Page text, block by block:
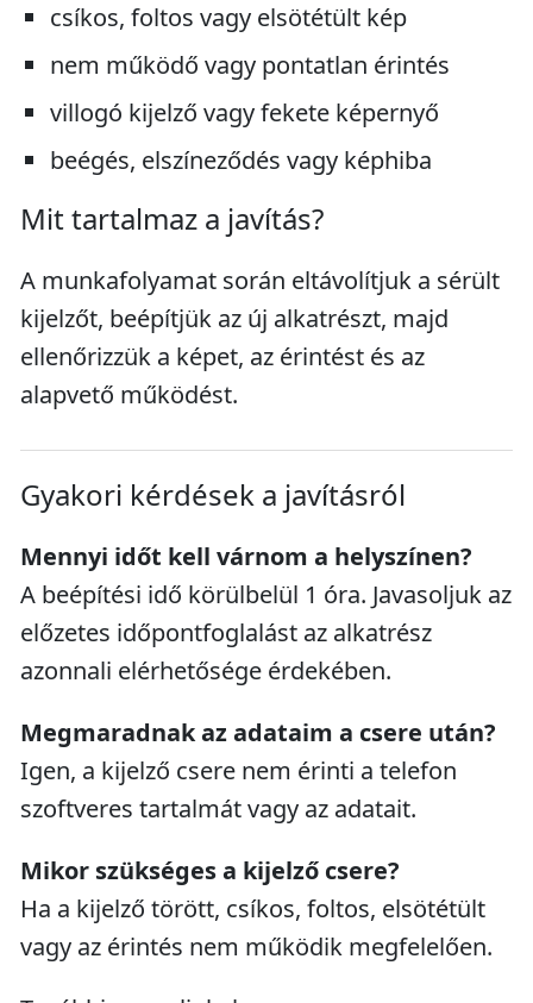
csíkos, foltos vagy elsötétült kép
nem működő vagy pontatlan érintés
villogó kijelző vagy fekete képernyő
beégés, elszíneződés vagy képhiba
Mit tartalmaz a javítás?
A munkafolyamat során eltávolítjuk a sérült
kijelzőt, beépítjük az új alkatrészt, majd
ellenőrizzük a képet, az érintést és az
alapvető működést.
Gyakori kérdések a javításról
Mennyi időt kell várnom a helyszínen?
A beépítési idő körülbelül 1 óra. Javasoljuk az
előzetes időpontfoglalást az alkatrész
azonnali elérhetősége érdekében.
Megmaradnak az adataim a csere után?
Igen, a kijelző csere nem érinti a telefon
szoftveres tartalmát vagy az adatait.
Mikor szükséges a kijelző csere?
Ha a kijelző törött, csíkos, foltos, elsötétült
vagy az érintés nem működik megfelelően.